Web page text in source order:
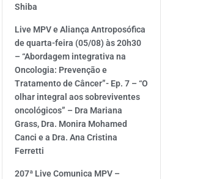
Shiba
Live MPV e Aliança Antroposófica
de quarta-feira (05/08) às 20h30
– “Abordagem integrativa na
Oncologia: Prevenção e
Tratamento de Câncer”- Ep. 7 – “O
olhar integral aos sobreviventes
oncológicos” – Dra Mariana
Grass, Dra. Monira Mohamed
Canci e a Dra. Ana Cristina
Ferretti
207ª Live Comunica MPV –